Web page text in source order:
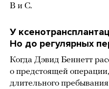
B и C.
У
Но до регулярных
Когда Дэвид Беннетт
о предстоящей
длительного